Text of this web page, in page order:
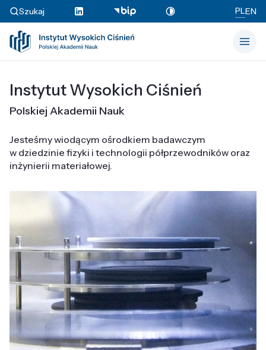
Szukaj PLEN
Instytut Wysokich Ciśnień
Polskiej Akademii Nauk
Jesteśmy wiodącym ośrodkiem badawczym
w dziedzinie fizyki i technologii półprzewodników oraz
inżynierii materiałowej.